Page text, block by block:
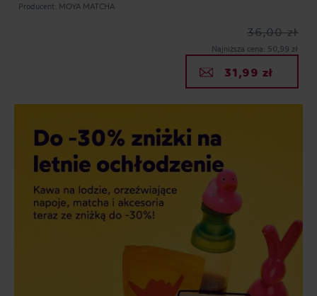
Producent: MOYA MATCHA
36,00 zł
Najniższa cena: 50,99 zł
31,99 zł